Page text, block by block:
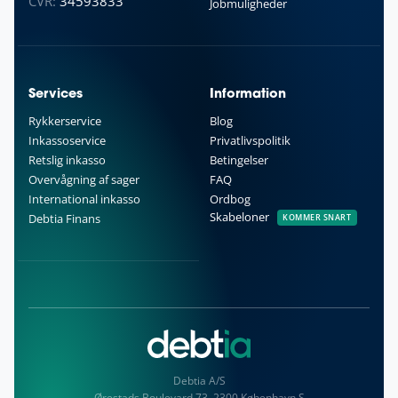
Jobmuligheder
Services
Rykkerservice
Inkassoservice
Retslig inkasso
Overvågning af sager
International inkasso
Debtia Finans
Information
Blog
Privatlivspolitik
Betingelser
FAQ
Ordbog
Skabeloner
KOMMER SNART
Debtia A/S